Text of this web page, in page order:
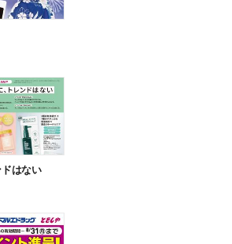
はない